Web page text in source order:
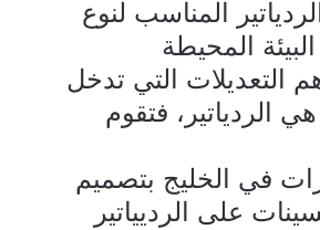
المناسب لنوع
المحيطة
التعديلات التي تدخل
الردياتير، فتقوم
في الخليج بتصميم
على الرديياتير